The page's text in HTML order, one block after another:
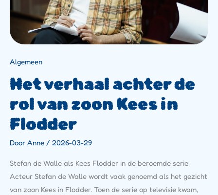
Algemeen
Het verhaal achter de
rol van zoon Kees in
Flodder
Door Anne / 2026-03-29
Stefan de Walle als Kees Flodder in de beroemde serie
Acteur Stefan de Walle wordt vaak genoemd als het gezicht
van zoon Kees in Flodder. Toen de serie op televisie kwam,